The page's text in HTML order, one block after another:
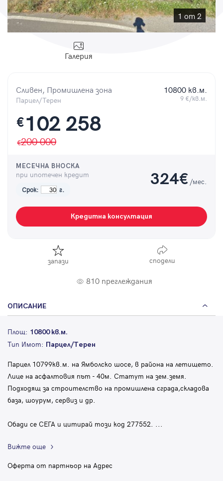
1 от 2
Галерия
Сливен, Промишлена зона
Парцел/Терен
10800 кв.м.
9 €/кв.м.
€102 258
200 000
МЕСЕЧНА ВНОСКА
при ипотечен кредит
Срок: г.
324€ /мес.
Кредитна консултация
запази сподели
810 преглеждания
ОПИСАНИЕ
Площ: 10800 кв.м.
Тип Имот: Парцел/Терен
Парцел 10799кв.м. на Ямболско шосе, в района на летището.
Лице на асфалтовия път - 40м. Статут на зем.земя.
Подходящ за строителство на промишлена сграда,складова
база, шоурум, сервиз и др.
Обади се СЕГА и цитирай този код 277552. ...
Вижте още
Оферта от партньор на Адрес
Парола
Регистрация